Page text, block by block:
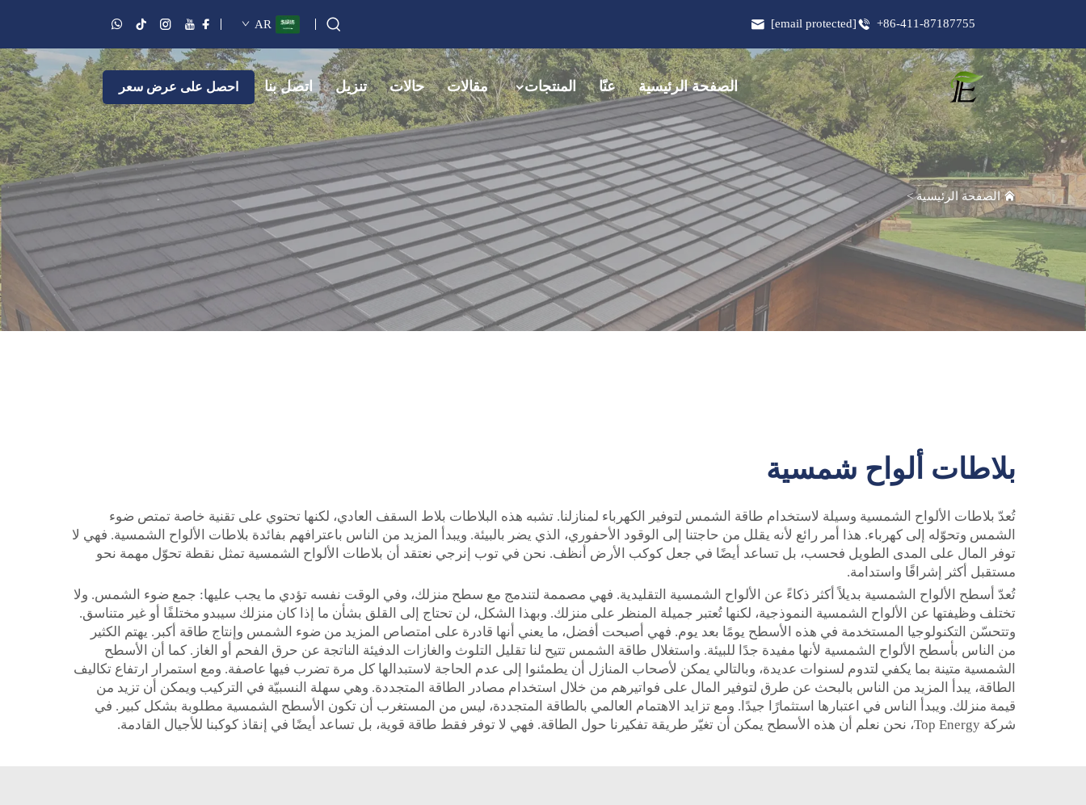
+86-411-87187755
[email protected]
AR
الصفحة الرئيسية عنّا المنتجات مقالات حالات تنزيل اتصل بنا احصل على عرض سعر
الصفحة الرئيسية>
بلاطات ألواح شمسية
تُعدّ بلاطات الألواح الشمسية وسيلة لاستخدام طاقة الشمس لتوفير الكهرباء لمنازلنا. تشبه هذه البلاطات بلاط السقف العادي، لكنها تحتوي على تقنية خاصة تمتص ضوء
الشمس وتحوّله إلى كهرباء. هذا أمر رائع لأنه يقلل من حاجتنا إلى الوقود الأحفوري، الذي يضر بالبيئة. ويبدأ المزيد من الناس باعترافهم بفائدة بلاطات الألواح الشمسية. فهي لا
توفر المال على المدى الطويل فحسب، بل تساعد أيضًا في جعل كوكب الأرض أنظف. نحن في توب إنرجي نعتقد أن بلاطات الألواح الشمسية تمثل نقطة تحوّل مهمة نحو
مستقبل أكثر إشراقًا واستدامة.
تُعدّ أسطح الألواح الشمسية بديلاً أكثر ذكاءً عن الألواح الشمسية التقليدية. فهي مصممة لتندمج مع سطح منزلك، وفي الوقت نفسه تؤدي ما يجب عليها: جمع ضوء الشمس. ولا
تختلف وظيفتها عن الألواح الشمسية النموذجية، لكنها تُعتبر جميلة المنظر على منزلك. وبهذا الشكل، لن تحتاج إلى القلق بشأن ما إذا كان منزلك سيبدو مختلفًا أو غير متناسق.
وتتحسّن التكنولوجيا المستخدمة في هذه الأسطح يومًا بعد يوم. فهي أصبحت أفضل، ما يعني أنها قادرة على امتصاص المزيد من ضوء الشمس وإنتاج طاقة أكبر. يهتم الكثير
من الناس بأسطح الألواح الشمسية لأنها مفيدة جدًا للبيئة. واستغلال طاقة الشمس تتيح لنا تقليل التلوث والغازات الدفيئة الناتجة عن حرق الفحم أو الغاز. كما أن الأسطح
الشمسية متينة بما يكفي لتدوم لسنوات عديدة، وبالتالي يمكن لأصحاب المنازل أن يطمئنوا إلى عدم الحاجة لاستبدالها كل مرة تضرب فيها عاصفة. ومع استمرار ارتفاع تكاليف
الطاقة، يبدأ المزيد من الناس بالبحث عن طرق لتوفير المال على فواتيرهم من خلال استخدام مصادر الطاقة المتجددة. وهي سهلة النسبيّة في التركيب ويمكن أن تزيد من
قيمة منزلك. ويبدأ الناس في اعتبارها استثمارًا جيدًا. ومع تزايد الاهتمام العالمي بالطاقة المتجددة، ليس من المستغرب أن تكون الأسطح الشمسية مطلوبة بشكل كبير. في
شركة Top Energy، نحن نعلم أن هذه الأسطح يمكن أن تغيّر طريقة تفكيرنا حول الطاقة. فهي لا توفر فقط طاقة قوية، بل تساعد أيضًا في إنقاذ كوكبنا للأجيال القادمة.